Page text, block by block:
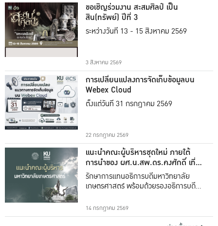
ขอเชิญร่วมงาน สะสมศิลป์ เป็น
สิน(ทรัพย์) ปีที่ 3
ระหว่างวันที่ 13 - 15 สิงหาคม 2569
3 สิงหาคม 2569
การเปลี่ยนแปลงการจัดเก็บข้อมูลบน
Webex Cloud
ตั้งแต่วันที่ 31 กรกฎาคม 2569
22 กรกฎาคม 2569
แนะนำคณะผู้บริหารชุดใหม่ ภายใต้
การนำของ ผศ.น.สพ.ดร.คงศักดิ์ เที่ยง
ธรรม
รักษาการแทนอธิการบดีมหาวิทยาลัย
เกษตรศาสตร์ พร้อมด้วยรองอธิการบดีทั้ง
14 กรกฎาคม 2569